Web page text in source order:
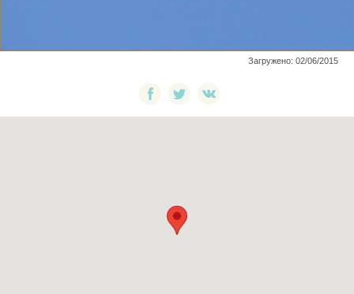
Загружено: 02/06/2015